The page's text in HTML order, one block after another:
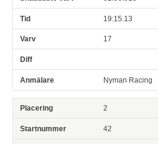
19:15.13
17
Nyman Racing
2
42